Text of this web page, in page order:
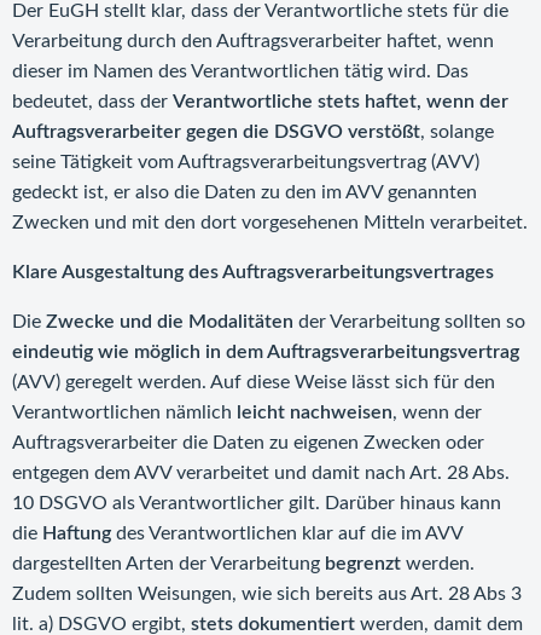
Der EuGH stellt klar, dass der Verantwortliche stets für die
Verarbeitung durch den Auftragsverarbeiter haftet, wenn
dieser im Namen des Verantwortlichen tätig wird. Das
bedeutet, dass der Verantwortliche stets haftet, wenn der
Auftragsverarbeiter gegen die DSGVO verstößt, solange
seine Tätigkeit vom Auftragsverarbeitungsvertrag (AVV)
gedeckt ist, er also die Daten zu den im AVV genannten
Zwecken und mit den dort vorgesehenen Mitteln verarbeitet.
Klare Ausgestaltung des Auftragsverarbeitungsvertrages
Die Zwecke und die Modalitäten der Verarbeitung sollten so
eindeutig wie möglich in dem Auftragsverarbeitungsvertrag
(AVV) geregelt werden. Auf diese Weise lässt sich für den
Verantwortlichen nämlich leicht nachweisen, wenn der
Auftragsverarbeiter die Daten zu eigenen Zwecken oder
entgegen dem AVV verarbeitet und damit nach Art. 28 Abs.
10 DSGVO als Verantwortlicher gilt. Darüber hinaus kann
die Haftung des Verantwortlichen klar auf die im AVV
dargestellten Arten der Verarbeitung begrenzt werden.
Zudem sollten Weisungen, wie sich bereits aus Art. 28 Abs 3
lit. a) DSGVO ergibt, stets dokumentiert werden, damit dem